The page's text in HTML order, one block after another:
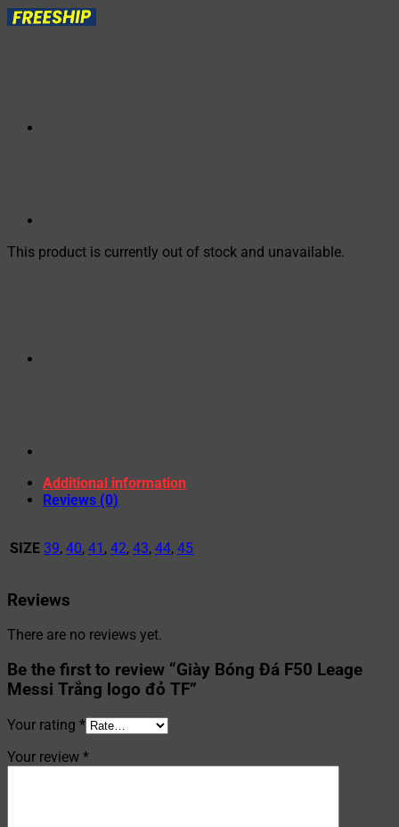
This product is currently out of stock and unavailable.
Additional information
Reviews (0)
SIZE 39, 40, 41 , 42, 43, 44, 45
Reviews
There are no reviews yet.
Be the first to review “Giày Bóng Đá F50 Leage
Messi Trắng logo đỏ TF”
Your rating *
Your review *